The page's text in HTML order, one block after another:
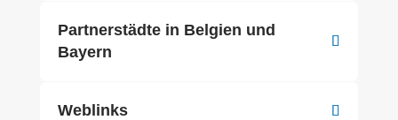
Partnerstädte in Belgien und
Bayern
Weblinks